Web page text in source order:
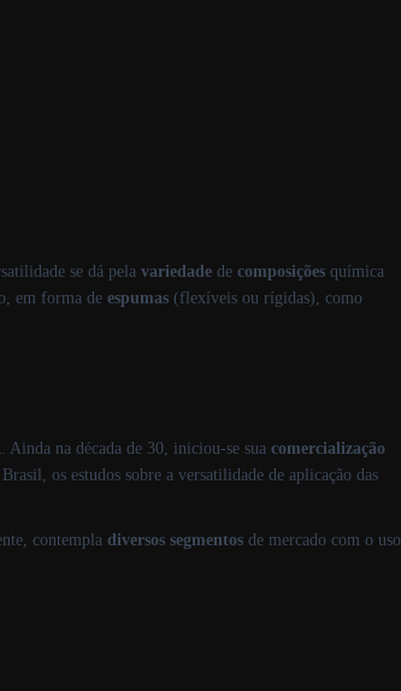
se dá pela variedade de composições química
em forma de espumas (flexíveis ou rígidas), como
. Ainda na década de 30, iniciou-se sua comercialização
Brasil, os estudos sobre a versatilidade de aplicação das
contempla diversos segmentos de mercado com o uso